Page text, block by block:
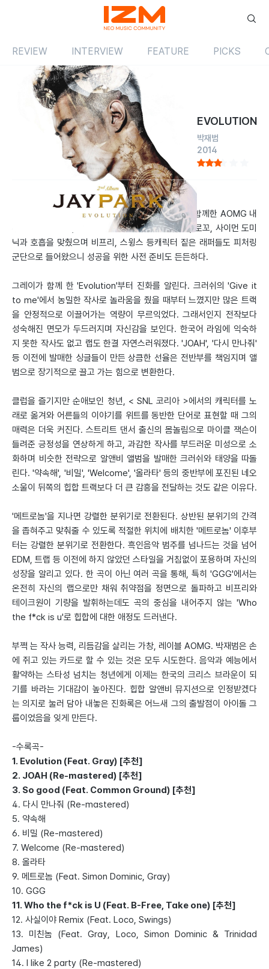
REVIEW INTERVIEW FEATURE PICKS
Review 앨범 국내
EVOLUTION
박재범
2014
2014.10.01
무려 17곡을 담은 긴 호흡의 앨범이다. 1집에서부터 함께한 AOMG 내
부 프로듀서 전군, 차차 말론에 레이블 동료 그레이, 로꼬, 사이먼 도미
닉과 호흡을 맞췄으며 비프리, 스윙스 등캐릭터 짙은 래퍼들도 피처링
군단으로 들어왔으니 성공을 위한 사전 준비도 든든하다.
그레이가 함께 한 'Evolution'부터 진화를 알린다. 크러쉬의 'Give it
to me'에서 농밀한 작사로 놀라움을 줬을 때부터 느꼈지만 많은 트랙
을 안정적으로 이끌어가는 역량이 무르익었다. 그래서인지 전작보다
성숙해진 면모가 두드러지며 자신감을 보인다. 한국어 라임에 익숙하
지 못한 작사도 없고 랩도 한결 자연스러워졌다. 'JOAH', '다시 만나줘'
등 이전에 발매한 싱글들이 만든 상큼한 선율은 전반부를 책임지며 앨
범으로 장기적으로 끌고 가는 힘으로 변환한다.
클럽을 즐기지만 순애보인 청년, < SNL 코리아 >에서의 캐릭터를 노
래로 옮겨와 어른들의 이야기를 위트를 동반한 단어로 표현할 때 그의
매력은 더욱 커진다. 스트리트 댄서 출신의 몸놀림으로 마이클 잭슨이
들려준 긍정성을 연상하게 하고, 과감한 작사를 부드러운 미성으로 소
화하며 비슷한 전략으로 알앤비 앨범을 발매한 크러쉬와 태양을 따돌
린다. '약속해', '비밀', 'Welcome', '올라타' 등의 중반부에 포진된 네오
소울이 뒤쪽의 힙합 트랙보다 더 큰 감흥을 전달하는 것도 같은 이유다.
'메트로놈'을 지나면 강렬한 분위기로 전환된다. 상반된 분위기의 간격
을 좁혀주고 맞춰줄 수 있도록 적절한 위치에 배치한 '메트로놈' 이후부
터는 강렬한 분위기로 전환한다. 흑인음악 범주를 넘나드는 것을 넘어
EDM, 트랩 등 이전에 하지 않았던 스타일을 거침없이 포용하며 자신의
성장을 알리고 있다. 한 곡이 아닌 여러 곡을 통해, 특히 'GGG'에서는
온전히 자신의 랩으로만 채워 취약점을 정면으로 돌파하고 비프리와
테이크원이 기량을 발휘하는데도 곡의 중심을 내어주지 않는 'Who
the f*ck is u'로 힙합에 대한 애정도 드러낸다.
부쩍 는 작사 능력, 리듬감을 살리는 가창, 레이블 AOMG. 박재범은 손
에 쥐고 있는 카드로 할 수 있는 것은 모두 시도한다. 음악과 예능에서
활약하는 스타성 넘치는 청년에게 이제는 한국의 크리스 브라운이 되
기를 바라는 기대감이 높아진다. 힙합 알앤비 뮤지션으로 인정받겠다
는 의지로 눌러 담아 내놓은 진화록은 어느새 그의 출발점이 아이돌 그
룹이었음을 잊게 만든다.
-수록곡-
1. Evolution (Feat. Gray) [추천]
2. JOAH (Re-mastered) [추천]
3. So good (Feat. Common Ground) [추천]
4. 다시 만나줘 (Re-mastered)
5. 약속해
6. 비밀 (Re-mastered)
7. Welcome (Re-mastered)
8. 올라타
9. 메트로놈 (Feat. Simon Dominic, Gray)
10. GGG
11. Who the f*ck is U (Feat. B-Free, Take one) [추천]
12. 사실이야 Remix (Feat. Loco, Swings)
13. 미친놈 (Feat. Gray, Loco, Simon Dominic & Trinidad
James)
14. I like 2 party (Re-mastered)